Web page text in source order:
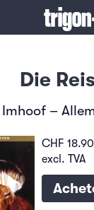
Die
–
CHF
excl. TVA